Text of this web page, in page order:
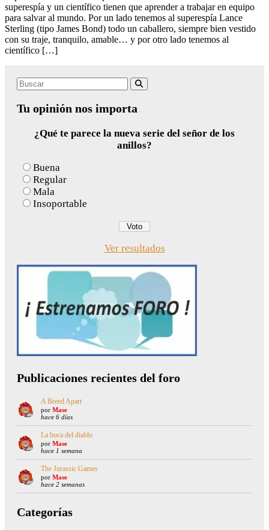
superespía y un científico tienen que aprender a trabajar en equipo
para salvar al mundo. Por un lado tenemos al superespía Lance
Sterling (tipo James Bond) todo un caballero, siempre bien vestido
con su traje, tranquilo, amable… y por otro lado tenemos al
científico […]
Search
Tu opinión nos importa
¿Qué te parece la nueva serie del señor de los
anillos?
Buena
Regular
Mala
Insoportable
Ver resultados
Publicaciones recientes del foro
A Breed Apart
por Mase
hace 6 días
La boca del diablo
por Mase
hace 1 semana
The Jurassic Games
por Mase
hace 2 semanas
Categorías